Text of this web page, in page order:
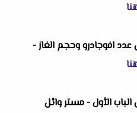
افوجادرو وحجم الغاز -
الأول - مستر وائل